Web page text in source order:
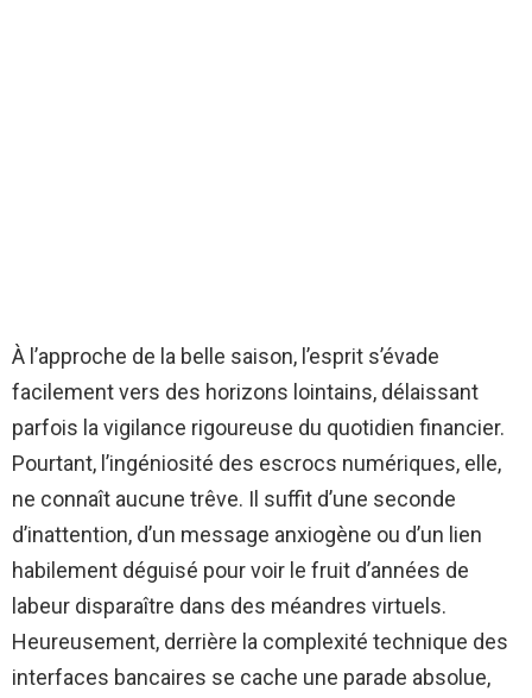
À l’approche de la belle saison, l’esprit s’évade
facilement vers des horizons lointains, délaissant
parfois la vigilance rigoureuse du quotidien financier.
Pourtant, l’ingéniosité des escrocs numériques, elle,
ne connaît aucune trêve. Il suffit d’une seconde
d’inattention, d’un message anxiogène ou d’un lien
habilement déguisé pour voir le fruit d’années de
labeur disparaître dans des méandres virtuels.
Heureusement, derrière la complexité technique des
interfaces bancaires se cache une parade absolue,